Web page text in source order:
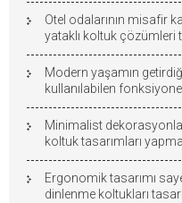
Otel odalarının misafir
yataklı koltuk çözümleri
Modern yaşamın
kullanılabilen
Minimalist
koltuk tasarımları
Ergonomik tasarımı
dinlenme koltukları